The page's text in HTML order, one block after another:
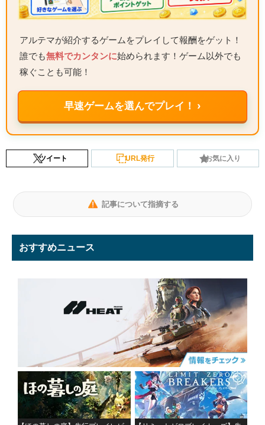
アルテマが紹介するゲームをプレイして報酬をゲット！
誰でも無料でカンタンに始められます！ゲーム以外でも
稼ぐことも可能！
早速ゲームを選んでプレイ！ ›
ツイート URL発行 お気に入り
記事について指摘する
おすすめニュース